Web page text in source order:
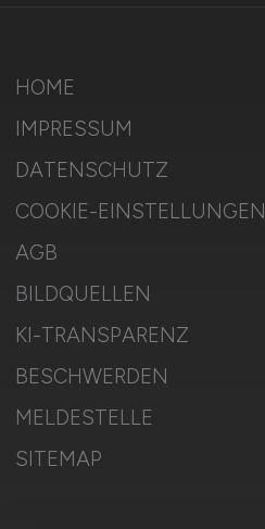
HOME
IMPRESSUM
DATENSCHUTZ
COOKIE-EINSTELLUNGEN
AGB
BILDQUELLEN
KI-TRANSPARENZ
BESCHWERDEN
MELDESTELLE
SITEMAP